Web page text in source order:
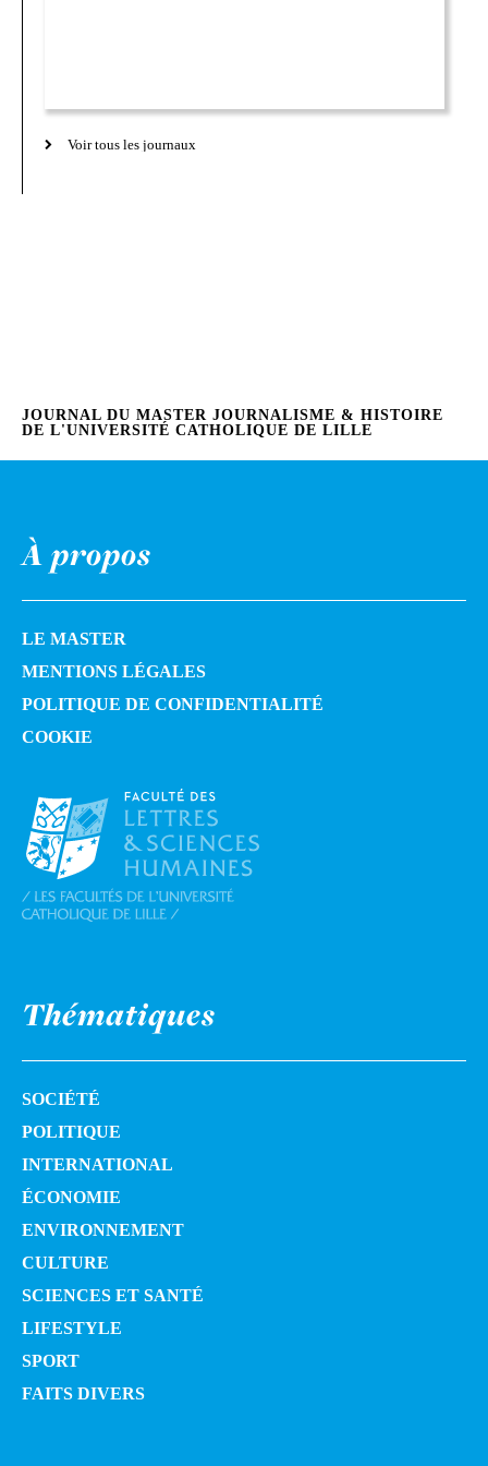
Voir tous les journaux
JOURNAL DU MASTER JOURNALISME & HISTOIRE
DE L'UNIVERSITÉ CATHOLIQUE DE LILLE
À propos
LE MASTER
MENTIONS LÉGALES
POLITIQUE DE CONFIDENTIALITÉ
COOKIE
Thématiques
SOCIÉTÉ
POLITIQUE
INTERNATIONAL
ÉCONOMIE
ENVIRONNEMENT
CULTURE
SCIENCES ET SANTÉ
LIFESTYLE
SPORT
FAITS DIVERS